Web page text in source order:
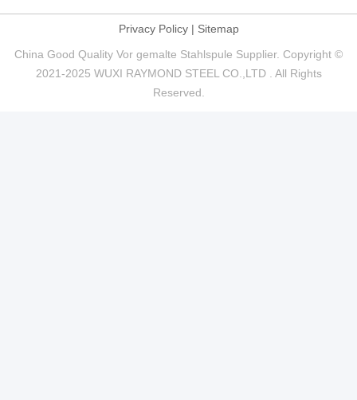
Privacy Policy| Sitemap
China Good Quality Vor gemalte Stahlspule Supplier. Copyright ©
2021-2025 WUXI RAYMOND STEEL CO.,LTD . All Rights
Reserved.